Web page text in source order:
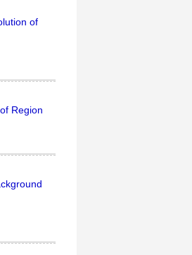
of
Region